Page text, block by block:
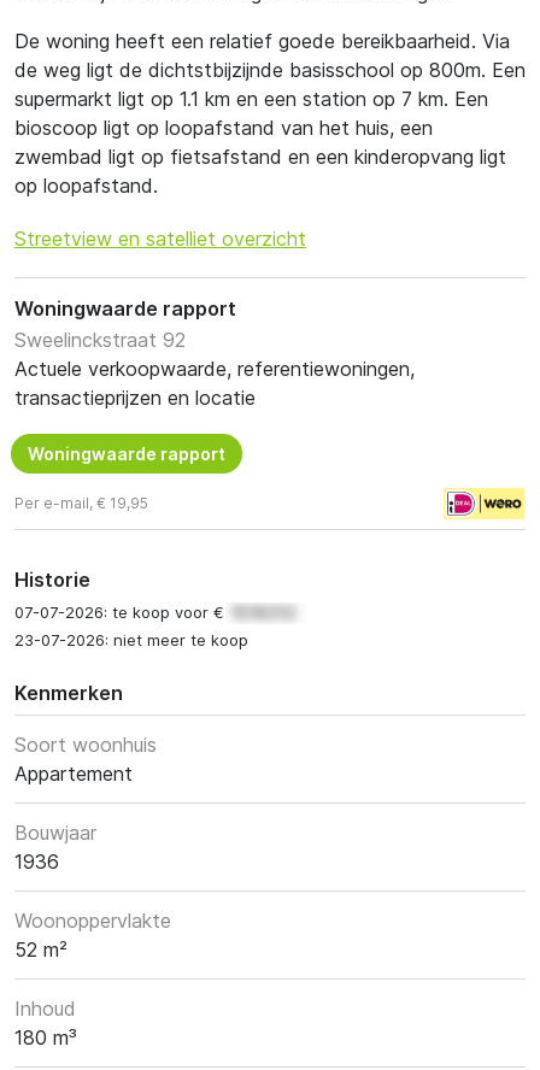
De woning heeft een relatief goede bereikbaarheid. Via
de weg ligt de dichtstbijzijnde basisschool op 800m. Een
supermarkt ligt op 1.1 km en een station op 7 km. Een
bioscoop ligt op loopafstand van het huis, een
zwembad ligt op fietsafstand en een kinderopvang ligt
op loopafstand.
Streetview en satelliet overzicht
Woningwaarde rapport
Sweelinckstraat 92
Actuele verkoopwaarde, referentiewoningen,
transactieprijzen en locatie
Woningwaarde rapport
Per e-mail, € 19,95
Historie
07-07-2026: te koop voor €
23-07-2026: niet meer te koop
Kenmerken
Soort woonhuis
Appartement
Bouwjaar
1936
Woonoppervlakte
52 m²
Inhoud
180 m³